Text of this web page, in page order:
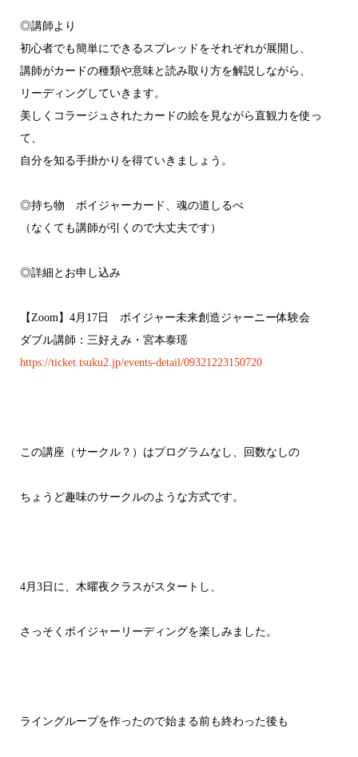
◎講師より
初心者でも簡単にできるスプレッドをそれぞれが展開し、
講師がカードの種類や意味と読み取り方を解説しながら、
リーディングしていきます。
美しくコラージュされたカードの絵を見ながら直観力を使っ
て、
自分を知る手掛かりを得ていきましょう。
◎持ち物 ボイジャーカード、魂の道しるべ
（なくても講師が引くので大丈夫です）
◎詳細とお申し込み
【Zoom】4月17日 ボイジャー未来創造ジャーニー体験会
ダブル講師：三好えみ・宮本泰瑶
https://ticket.tsuku2.jp/events-detail/09321223150720
この講座（サークル？）はプログラムなし、回数なしの
ちょうど趣味のサークルのような方式です。
4月3日に、木曜夜クラスがスタートし、
さっそくボイジャーリーディングを楽しみました。
ライングループを作ったので始まる前も終わった後も